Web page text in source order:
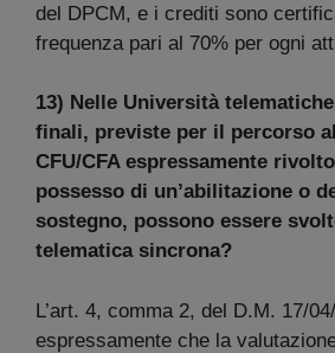
del DPCM, e i crediti sono
frequenza pari al 70% per ogni
13) Nelle Università
finali, previste per il percorso
CFU/CFA espressamente
possesso di un’abilitazione o
sostegno, possono essere
telematica sincrona?
L’art. 4, comma 2, del D.M. 17/
espressamente che la